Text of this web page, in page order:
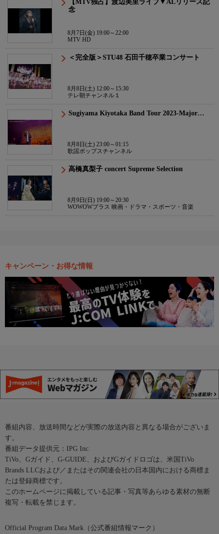
【MTV独占】渡辺美里ライブ▼ALリリース記
念
8月7日(金) 19:00～22:00
MTV HD
＜完全版＞STU48 石田千穂卒業コンサート
8月8日(土) 12:00～15:30
テレ朝チャンネル１
Sugiyama Kiyotaka Band Tour 2023-Major…
8月8日(土) 23:00～01:15
歌謡ポップスチャンネル
高橋真梨子 concert Supreme Selection
8月9日(日) 19:00～20:30
WOWOWプラス 映画・ドラマ・スポーツ・音楽
キャンペーン・お得な情報
番組内容、放送時間などが実際の放送内容と異なる場合がございま
す。
番組データ提供元：IPG Inc.
TiVo、Gガイド、G-GUIDE、およびGガイドロゴは、米国TiVo
Brands LLCおよび／またはその関連会社の日本国内における商標ま
たは登録商標です。
このホームページに掲載している記事・写真等あらゆる素材の無断
複写・転載を禁じます。
Official Program Data Mark（公式番組情報マーク）